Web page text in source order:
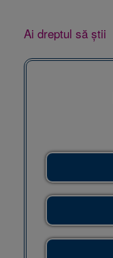
Ai dreptul să știi